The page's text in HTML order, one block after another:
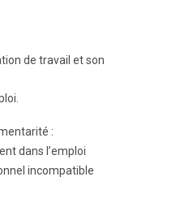
de travail et son
:
dans l’emploi
incompatible